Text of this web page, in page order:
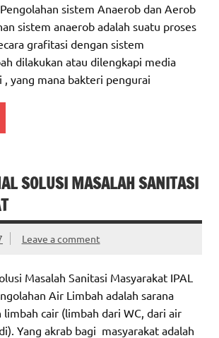
sistem Anaerob dan Aerob
sistem anaerob adalah suatu proses
grafitasi dengan sistem
dilakukan atau dilengkapi media
yang mana bakteri pengurai
SOLUSI MASALAH SANITASI
Leave a comment
Masalah Sanitasi Masyarakat IPAL
Air Limbah adalah sarana
cair (limbah dari WC, dari air
Yang akrab bagi masyarakat adalah